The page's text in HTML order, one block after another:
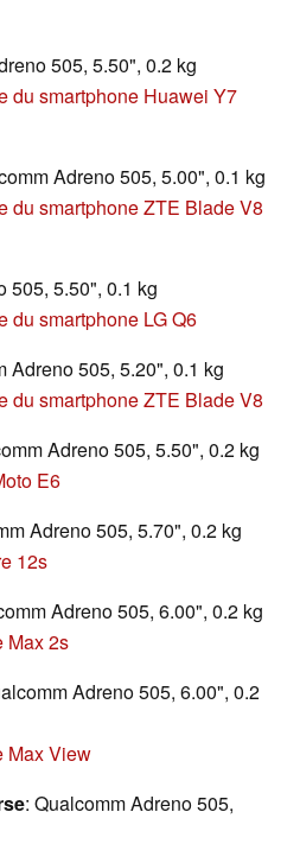
505, 5.50", 0.2 kg
du smartphone Huawei Y7
Adreno 505, 5.00", 0.1 kg
du smartphone ZTE Blade V8
505, 5.50", 0.1 kg
du smartphone LG Q6
Adreno 505, 5.20", 0.1 kg
du smartphone ZTE Blade V8
Adreno 505, 5.50", 0.2 kg
E6
Adreno 505, 5.70", 0.2 kg
12s
Adreno 505, 6.00", 0.2 kg
Max 2s
Adreno 505, 6.00", 0.2
Max View
: Qualcomm Adreno 505,